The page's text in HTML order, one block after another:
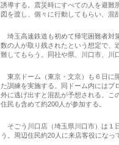
誘導する。震災時にすべての人を避難
図を渡し、個々に行動してもらい、混
埼玉高速鉄道も初めて帰宅困難者対
数の人が取り残されたという想定で、
難してもらう。同社や県、川口市、川
東京ドーム（東京・文京）も６日に
た訓練を実施する。同ドーム内にはプ
外に逃げ出すと混乱が予想される。こ
住民も含めて約200人が参加する。
そごう川口店（埼玉県川口市）は１
う。周辺住民約20人に来店客役にな